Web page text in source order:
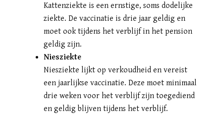
Kattenziekte is een ernstige, soms dodelijke
ziekte. De vaccinatie is drie jaar geldig en
moet ook tijdens het verblijf in het pension
geldig zijn.
Niesziekte
Niesziekte lijkt op verkoudheid en vereist
een jaarlijkse vaccinatie. Deze moet minimaal
drie weken voor het verblijf zijn toegediend
en geldig blijven tijdens het verblijf.